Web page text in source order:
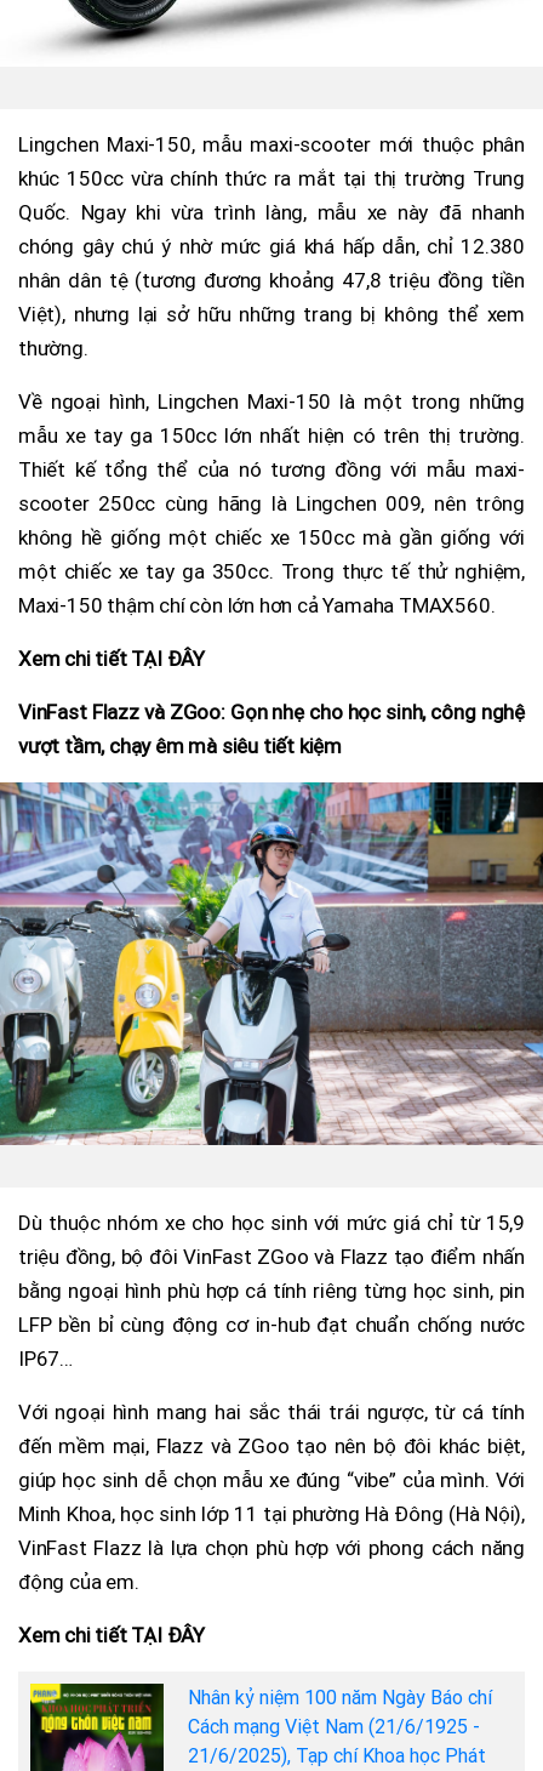
Lingchen Maxi-150, mẫu maxi-scooter mới thuộc phân
khúc 150cc vừa chính thức ra mắt tại thị trường Trung
Quốc. Ngay khi vừa trình làng, mẫu xe này đã nhanh
chóng gây chú ý nhờ mức giá khá hấp dẫn, chỉ 12.380
nhân dân tệ (tương đương khoảng 47,8 triệu đồng tiền
Việt), nhưng lại sở hữu những trang bị không thể xem
thường.
Về ngoại hình, Lingchen Maxi-150 là một trong những
mẫu xe tay ga 150cc lớn nhất hiện có trên thị trường.
Thiết kế tổng thể của nó tương đồng với mẫu maxi-
scooter 250cc cùng hãng là Lingchen 009, nên trông
không hề giống một chiếc xe 150cc mà gần giống với
một chiếc xe tay ga 350cc. Trong thực tế thử nghiệm,
Maxi-150 thậm chí còn lớn hơn cả Yamaha TMAX560.
Xem chi tiết TẠI ĐÂY
VinFast Flazz và ZGoo: Gọn nhẹ cho học sinh, công nghệ
vượt tầm, chạy êm mà siêu tiết kiệm
Dù thuộc nhóm xe cho học sinh với mức giá chỉ từ 15,9
triệu đồng, bộ đôi VinFast ZGoo và Flazz tạo điểm nhấn
bằng ngoại hình phù hợp cá tính riêng từng học sinh, pin
LFP bền bỉ cùng động cơ in-hub đạt chuẩn chống nước
IP67…
Với ngoại hình mang hai sắc thái trái ngược, từ cá tính
đến mềm mại, Flazz và ZGoo tạo nên bộ đôi khác biệt,
giúp học sinh dễ chọn mẫu xe đúng “vibe” của mình. Với
Minh Khoa, học sinh lớp 11 tại phường Hà Đông (Hà Nội),
VinFast Flazz là lựa chọn phù hợp với phong cách năng
động của em.
Xem chi tiết TẠI ĐÂY
Nhân kỷ niệm 100 năm Ngày Báo chí
Cách mạng Việt Nam (21/6/1925 -
21/6/2025), Tạp chí Khoa học Phát